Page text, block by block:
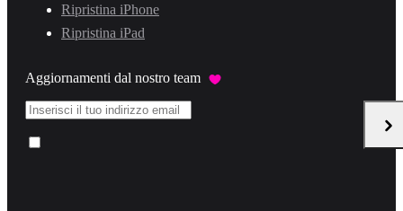
Ripristina iPhone
Ripristina iPad
Aggiornamenti dal nostro team